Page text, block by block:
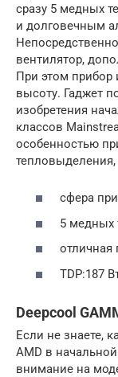
сразу 5 медных
и долговечным
вентилятор,
При этом прибор
высоту. Гаджет
изобретения
классов
особенностью
тепловыделения,
сфера
5 медных
отличная
TDP:187
Deepcool
Если не знаете,
AMD в
внимание на